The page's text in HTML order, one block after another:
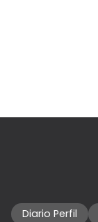
Diario Perfil